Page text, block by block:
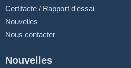
Certifacte / Rapport d'essai
Nouvelles
Nous contacter
Nouvelles